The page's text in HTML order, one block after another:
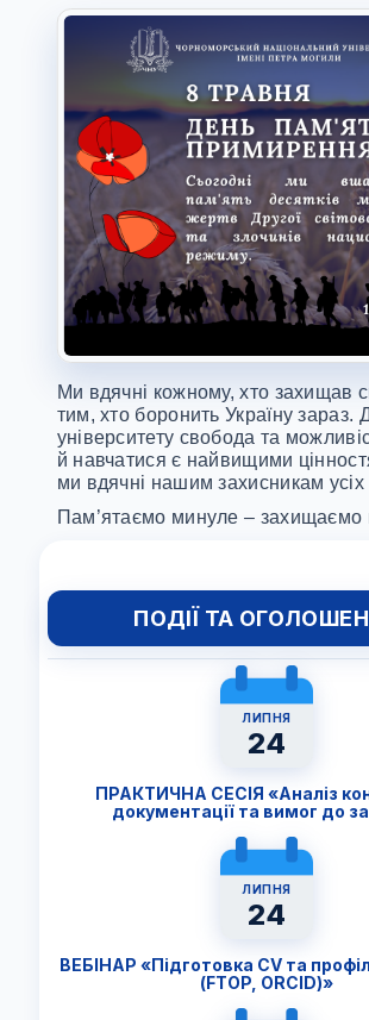
Ми вдячні кожному, хто захищав
тим, хто боронить Україну зараз.
університету свобода та
й навчатися є найвищими
ми вдячні нашим захисникам усіх
Пам’ятаємо минуле – захищаємо
ПОДІЇ ТА
ЛИПНЯ
24
ПРАКТИЧНА СЕСІЯ «Аналіз
документації та вимог до
ЛИПНЯ
24
ВЕБІНАР «Підготовка CV та
(FTОP, ORCID)»